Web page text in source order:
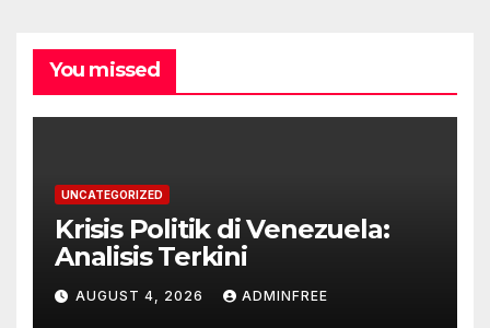
You missed
UNCATEGORIZED
Krisis Politik di Venezuela:
Analisis Terkini
AUGUST 4, 2026 ADMINFREE